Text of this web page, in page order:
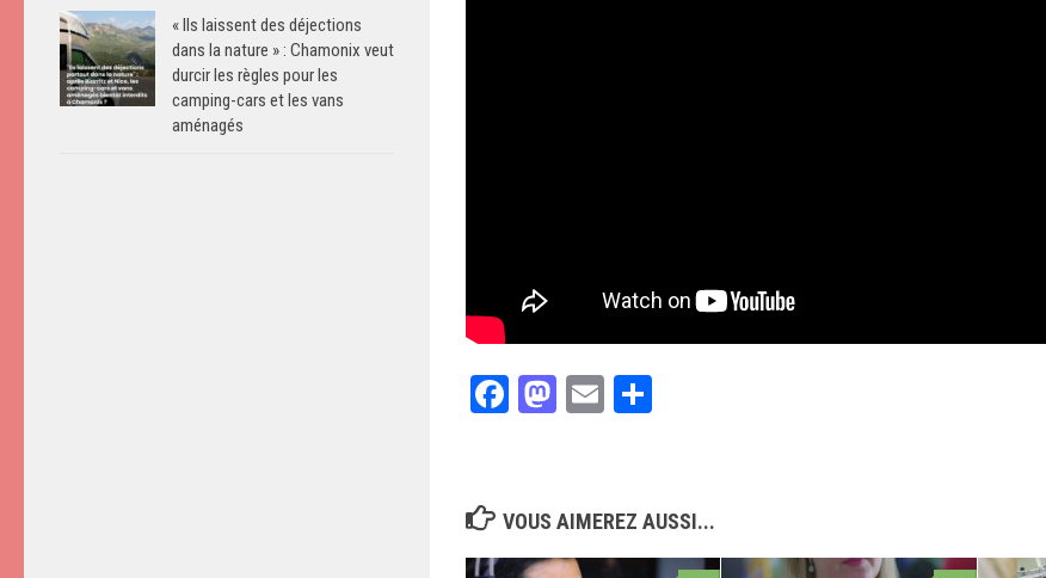
Facebook
Mastodon
Email
VOUS AIMEREZ AUSSI...
« Ils laissent des déjections
dans la nature » : Chamonix veut
durcir les règles pour les
camping-cars et les vans
aménagés